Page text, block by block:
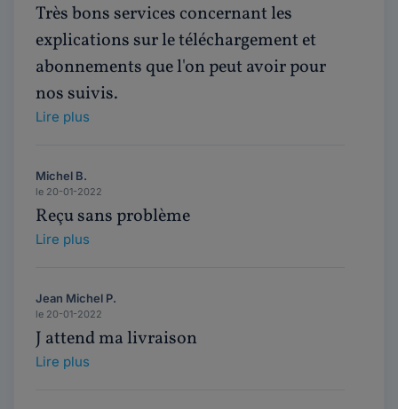
Très bons services concernant les
explications sur le téléchargement et
abonnements que l'on peut avoir pour
nos suivis.
Lire plus
Michel B.
le 20-01-2022
Reçu sans problème
Lire plus
Jean Michel P.
le 20-01-2022
J attend ma livraison
Lire plus